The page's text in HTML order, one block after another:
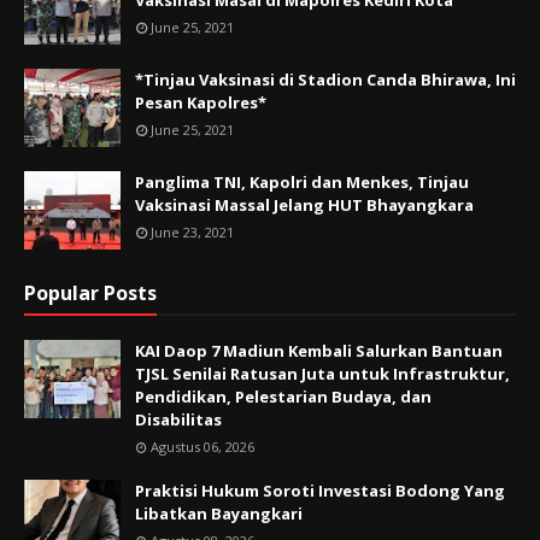
June 25, 2021
*Tinjau Vaksinasi di Stadion Canda Bhirawa, Ini
Pesan Kapolres*
June 25, 2021
Panglima TNI, Kapolri dan Menkes, Tinjau
Vaksinasi Massal Jelang HUT Bhayangkara
June 23, 2021
Popular Posts
KAI Daop 7 Madiun Kembali Salurkan Bantuan
TJSL Senilai Ratusan Juta untuk Infrastruktur,
Pendidikan, Pelestarian Budaya, dan
Disabilitas
Agustus 06, 2026
Praktisi Hukum Soroti Investasi Bodong Yang
Libatkan Bayangkari